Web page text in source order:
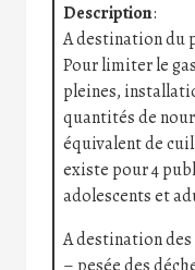
Description:
A destination du
Pour limiter le
pleines,
quantités de
équivalent de
existe pour 4
adolescents et
A destination des